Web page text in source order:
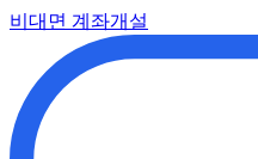
비대면 계좌개설